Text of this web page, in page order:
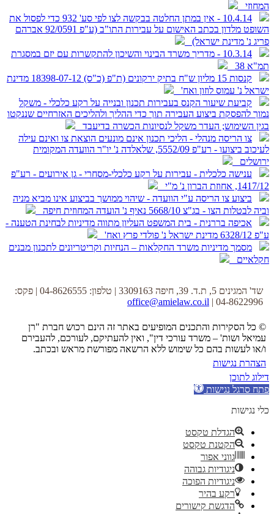
המחוזי
10.4.14 - אין במתן החלטה בבקשה לצו לפי סע' 932 כדי לפסול את
השופט מלדון בכתב האישום על עבירות התו"ב (ע"פ 92/0591 אברהם
פריג נ' מדינת ישראל)
10.3.14 - מדריך משרד הבינוי והשיכון להתקשרות עם יזם במסגרת
תמ"א 38
קנסות 15 מליון ש"ח בתיק ירקונים (ת"פ (כ"ס) 18398-07-12 מדינת
ישראל נ' עמוס לוזון ואח'
קביעת שיעור הקנס בעבירות תכנון ובנייה על רקע כלכלי - משקל
נמוך להפסקת ביצוע העבירה תוך כדי ההליך ולהליכים האזרחיים שננקטו
בגין השימוש; העדר משקל לנסיונות הכשרה בדיעבד
צו הריסה מנהלי - הליכי תכנון אינם מונעים הוצאת צו ואינם עילה
לעיכוב ביצועו - רע"פ 5552/09, שלאלדה נ' יו"ר הוועדה המקומית
ירושלים
ענישה כלכלית - עבירות על רקע כלכלי-מסחרי - גן אירועים - רע"פ
1417/12, אחוזת הברון נ' מ"י
ביצוע צו הריסה ע"י הוועדה - שיהוי ממושך בביצוע אינו מביא מניה
וביה לבטלות הצו - בג"צ 5668/10 נאיף נ' הועדה המחוזית חיפה
אכיפה בררנית - בית המשפט העליון מתווה מדיניות לבחינת הטענה -
ע"פ 6328/12 מדינת ישראל נ' פולדי פרץ ואח'
מסמך מדיניות משרד החקלאות – הנחיות וקריטריונים לתכנון מבנים
חקלאיים
שד' המגינים 5, ת.ד. 39, חיפה 3309163 | טלפון: 04-8626555 | פקס:
04-8622996 |
office@amielaw.co.il
© כל הסקירות והתכנים המופיעים באתר זה הינם רכוש חברת "רן
עמיאל ושות' – משרד עורכי דין", ואין להעתיקם, לעורכם, להעבירם
ו/או לעשות בהם כל שימוש ללא הרשאה מפורשת מראש ובכתב.
הצהרת נגישות
דילוג לתוכן
פתח סרגל נגישות
כלי נגישות
הגדלת טקסט
הקטנת טקסט
גווני אפור
ניגודיות גבוהה
ניגודיות הפוכה
רקע בהיר
הדגשת קישורים